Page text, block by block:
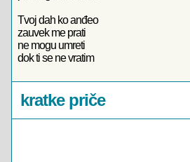
Tvoj dah ko anđeo
zauvek me prati
ne mogu umreti
dok ti se ne vratim
kratke priče